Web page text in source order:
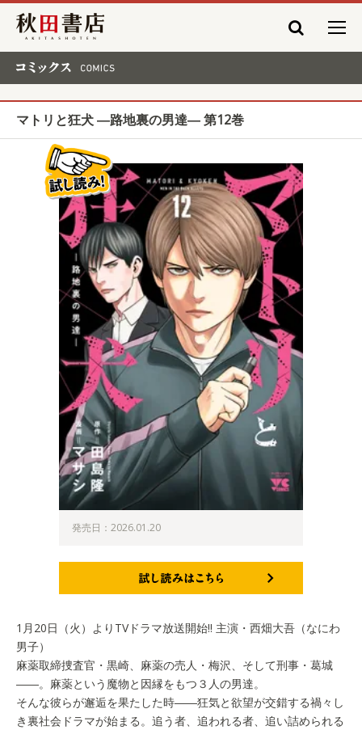
秋田書店
マトリと狂犬 ―路地裏の男達― 第12巻
発売日：2026.01.20
1月20日（火）よりTVドラマ放送開始!! 主演・西畑大吾（なにわ
男子）
麻薬取締捜査官・黒崎、麻薬の売人・梅沢、そして刑事・葛城
――。麻薬という魔物と因縁をもつ３人の男達。
そんな彼らが邂逅を果たした時――狂気と欲望が交錯する禍々し
き裏社会ドラマが始まる。追う者、追われる者、追い詰められる